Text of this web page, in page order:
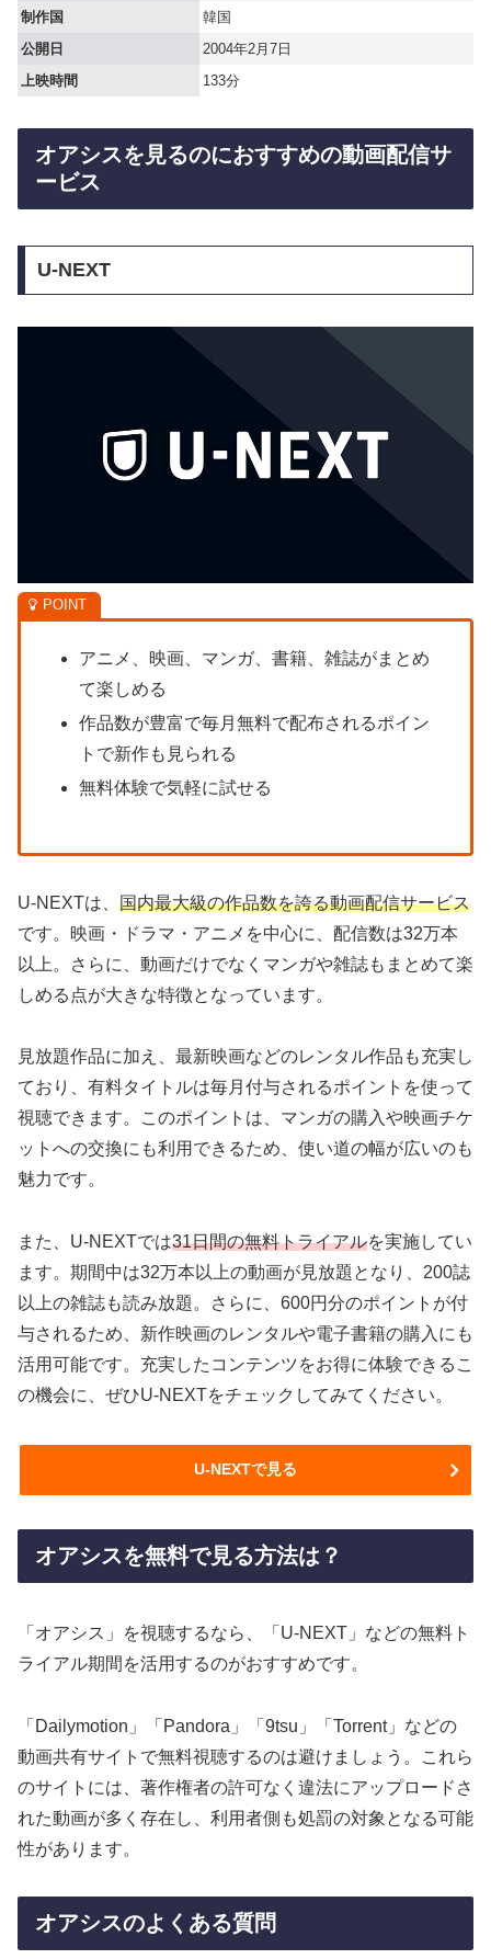
制作国
韓国
公開日
2004年2月7日
上映時間
133分
オアシスを見るのにおすすめの動画配信サ
ービス
U-NEXT
アニメ、映画、マンガ、書籍、雑誌がまとめ
て楽しめる
作品数が豊富で毎月無料で配布されるポイン
トで新作も見られる
無料体験で気軽に試せる
U-NEXTは、 国内最大級の作品数を誇る動画配信サービス
です。映画・ドラマ・アニメを中心に、配信数は32万本
以上。さらに、動画だけでなくマンガや雑誌もまとめて楽
しめる点が大きな特徴となっています。
見放題作品に加え、最新映画などのレンタル作品も充実し
ており、有料タイトルは毎月付与されるポイントを使って
視聴できます。このポイントは、マンガの購入や映画チケ
ットへの交換にも利用できるため、使い道の幅が広いのも
魅力です。
また、U-NEXTでは31日間の無料トライアルを実施してい
ます。期間中は32万本以上の動画が見放題となり、200誌
以上の雑誌も読み放題。さらに、600円分のポイントが付
与されるため、新作映画のレンタルや電子書籍の購入にも
活用可能です。充実したコンテンツをお得に体験できるこ
の機会に、ぜひU-NEXTをチェックしてみてください。
U-NEXTで見る
オアシスを無料で見る方法は？
「オアシス」を視聴するなら、「U-NEXT」などの無料ト
ライアル期間を活用するのがおすすめです。
「Dailymotion」「Pandora」「9tsu」「Torrent」などの
動画共有サイトで無料視聴するのは避けましょう。これら
のサイトには、著作権者の許可なく違法にアップロードさ
れた動画が多く存在し、利用者側も処罰の対象となる可能
性があります。
オアシスのよくある質問